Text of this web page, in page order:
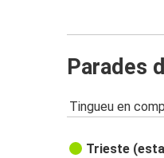
Parades
Tingueu en
Trieste